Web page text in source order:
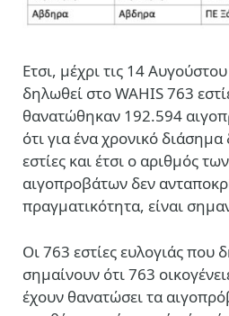
Ετσι, μέχρι τις 14
δηλωθεί στο WAHIS 763
θανατώθηκαν 192.594
ότι για ένα χρονικό
εστίες και έτσι ο αριθμός
αιγοπροβάτων δεν
πραγματικότητα, είναι
Οι 763 εστίες ευλογιάς που
σημαίνουν ότι 763
έχουν θανατώσει τα